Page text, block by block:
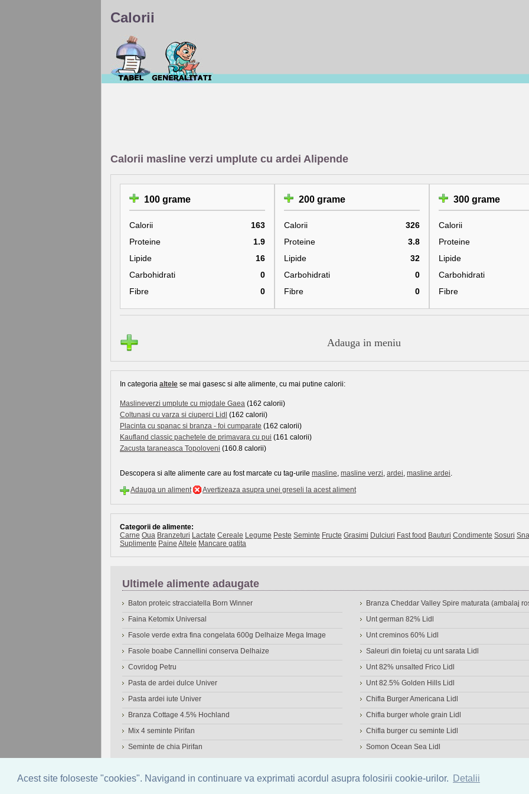
Acest site foloseste "cookies". Navigand in continuare va exprimati acordul asupra folosirii cookie-urilor. Detalii
Calorii
Calorii masline verzi umplute cu ardei Alipende
100 grame
Calorii
163
Proteine
1.9
Lipide
16
Carbohidrati
0
Fibre
0
200 grame
Calorii
326
Proteine
3.8
Lipide
32
Carbohidrati
0
Fibre
0
300 grame
Calorii
Proteine
Lipide
Carbohidrati
Fibre
Adauga in meniu
In categoria altele se mai gasesc si alte alimente, cu mai putine calorii:
Maslineverzi umplute cu migdale Gaea (162 calorii)
Coltunasi cu varza si ciuperci Lidl (162 calorii)
Placinta cu spanac si branza - foi cumparate (162 calorii)
Kaufland classic pachetele de primavara cu pui (161 calorii)
Zacusta taraneasca Topoloveni (160.8 calorii)
Descopera si alte alimente care au fost marcate cu tag-urile masline, masline verzi, ardei, masline ardei.
Adauga un aliment
Avertizeaza asupra unei greseli la acest aliment
Categorii de alimente:
Carne Oua Branzeturi Lactate Cereale Legume Peste Seminte Fructe Grasimi Dulciuri Fast food Bauturi Condimente Sosuri
Suplimente Paine Altele Mancare gatita
Ultimele alimente adaugate
Baton proteic stracciatella Born Winner
Faina Ketomix Universal
Fasole verde extra fina congelata 600g Delhaize Mega Image
Fasole boabe Cannellini conserva Delhaize
Covridog Petru
Pasta de ardei dulce Univer
Pasta ardei iute Univer
Branza Cottage 4.5% Hochland
Mix 4 seminte Pirifan
Seminte de chia Pirifan
Branza Cheddar Valley Spire maturata (ambalaj
Unt german 82% Lidl
Unt creminos 60% Lidl
Saleuri din foietaj cu unt sarata Lidl
Unt 82% unsalted Frico Lidl
Unt 82.5% Golden Hills Lidl
Chifla Burger Americana Lidl
Chifla burger whole grain Lidl
Chifla burger cu seminte Lidl
Somon Ocean Sea Lidl
© 2006-2026 OneDen.com|Cautare avansata de alimente | Calculator calorii| Calorii consumate|IMC